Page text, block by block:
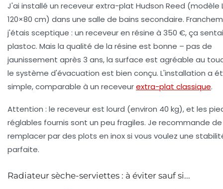
J'ai installé un receveur extra-plat Hudson Reed (modèle
120×80 cm) dans une salle de bains secondaire.
j'étais sceptique : un receveur en résine à 350 €, ça
plastoc. Mais la qualité de la résine est bonne – pas de
jaunissement après 3 ans, la surface est agréable au
le système d'évacuation est bien conçu. L'installation a
simple, comparable à un receveurextra-plat classique.
Attention : le receveur est lourd (environ 40 kg), et les
réglables fournis sont un peu fragiles. Je recommande
remplacer par des plots en inox si vous voulez une
parfaite.
Radiateur sèche-serviettes : à éviter sauf si...